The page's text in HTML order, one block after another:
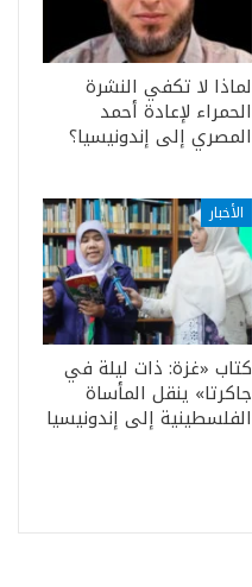
لماذا لا تكفي النشرة
الحمراء لإعادة أحمد
المصري إلى إندونيسيا؟
الأخبار
كتاب «غزة: ذات ليلة في
جاكرتا» ينقل المأساة
الفلسطينية إلى إندونيسيا